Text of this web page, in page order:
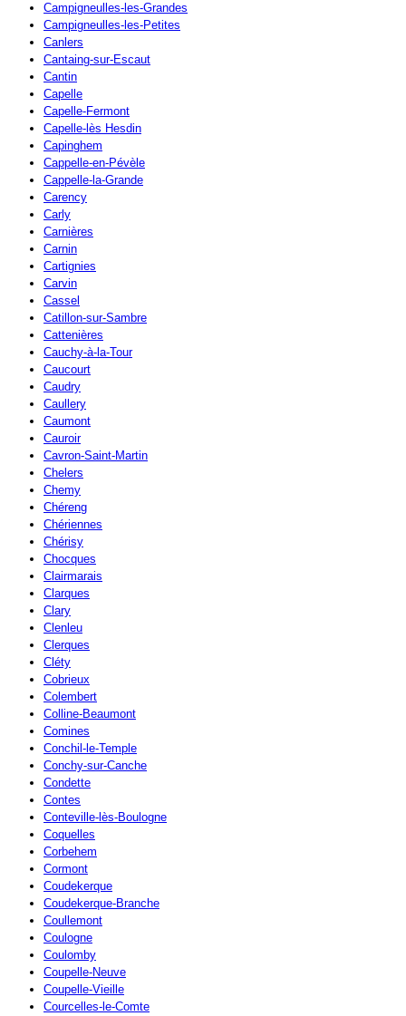
Campigneulles-les-Grandes
Campigneulles-les-Petites
Canlers
Cantaing-sur-Escaut
Cantin
Capelle
Capelle-Fermont
Capelle-lès Hesdin
Capinghem
Cappelle-en-Pévèle
Cappelle-la-Grande
Carency
Carly
Carnières
Carnin
Cartignies
Carvin
Cassel
Catillon-sur-Sambre
Cattenières
Cauchy-à-la-Tour
Caucourt
Caudry
Caullery
Caumont
Cauroir
Cavron-Saint-Martin
Chelers
Chemy
Chéreng
Chériennes
Chérisy
Chocques
Clairmarais
Clarques
Clary
Clenleu
Clerques
Cléty
Cobrieux
Colembert
Colline-Beaumont
Comines
Conchil-le-Temple
Conchy-sur-Canche
Condette
Contes
Conteville-lès-Boulogne
Coquelles
Corbehem
Cormont
Coudekerque
Coudekerque-Branche
Coullemont
Coulogne
Coulomby
Coupelle-Neuve
Coupelle-Vieille
Courcelles-le-Comte